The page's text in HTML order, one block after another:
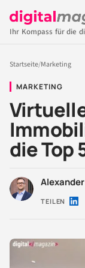
Ihr Kompass für die
Startseite/Marketing
MARKETING
die Top
TEILEN